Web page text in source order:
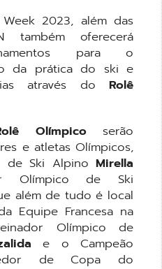
2023, além das
também oferecerá
para o
da prática do ski e
através do Rolê
Olímpicoserão
e atletas Olímpicos,
de Ski Alpino Mirella
Olímpico de Ski
além de tudo é local
Equipe Francesa na
Olímpico de
e o Campeão
de Copa do